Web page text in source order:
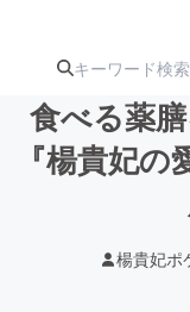
食べる薬
『楊貴妃
楊貴妃ポ